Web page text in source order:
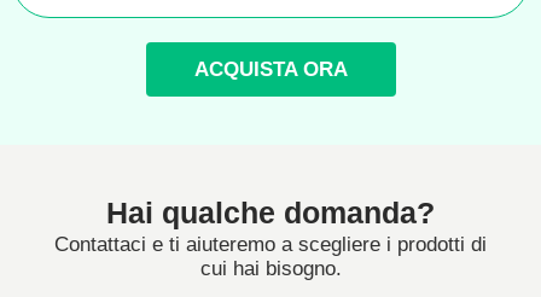
ACQUISTA ORA
Hai qualche domanda?
Contattaci e ti aiuteremo a scegliere i prodotti di
cui hai bisogno.